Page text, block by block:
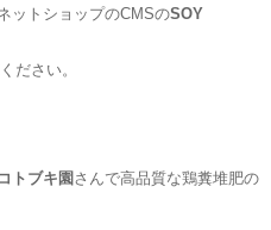
ットショップのCMSのSOY
ださい。
トブキ園 さんで高品質な鶏糞堆肥の